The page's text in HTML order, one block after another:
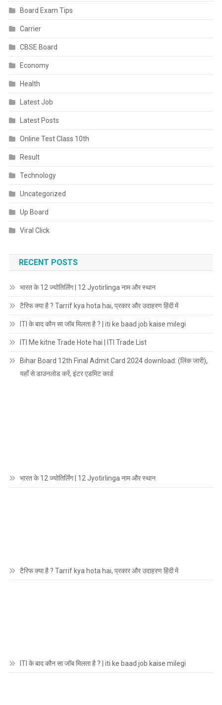
Board Exam Tips
Carrier
CBSE Board
Economy
Health
Latest Job
Latest Posts
Online Test Class 10th
Result
Technology
Uncategorized
Up Board
Viral Click
RECENT POSTS
भारत के 12 ज्योतिर्लिंग | 12 Jyotirlinga नाम और स्थान
टैरिफ क्या है ? Tarrif kya hota hai, प्रकार और उदाहरण हिंदी में
ITI के बाद कौन सा जॉब मिलता है ? | iti ke baad job kaise milegi
ITI Me kitne Trade Hote hai | ITI Trade List
Bihar Board 12th Final Admit Card 2024 download: (लिंक जारी),
यहाँ से डाउनलोड करें, इंटर एडमिट कार्ड
भारत के 12 ज्योतिर्लिंग | 12 Jyotirlinga नाम और स्थान
टैरिफ क्या है ? Tarrif kya hota hai, प्रकार और उदाहरण हिंदी में
ITI के बाद कौन सा जॉब मिलता है ? | iti ke baad job kaise milegi